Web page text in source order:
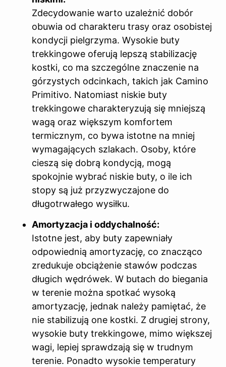
Zdecydowanie warto uzależnić dobór
obuwia od charakteru trasy oraz osobistej
kondycji pielgrzyma. Wysokie buty
trekkingowe oferują lepszą stabilizację
kostki, co ma szczególne znaczenie na
górzystych odcinkach, takich jak Camino
Primitivo. Natomiast niskie buty
trekkingowe charakteryzują się mniejszą
wagą oraz większym komfortem
termicznym, co bywa istotne na mniej
wymagających szlakach. Osoby, które
cieszą się dobrą kondycją, mogą
spokojnie wybrać niskie buty, o ile ich
stopy są już przyzwyczajone do
długotrwałego wysiłku.
Amortyzacja i oddychalność:
Istotne jest, aby buty zapewniały
odpowiednią amortyzację, co znacząco
zredukuje obciążenie stawów podczas
długich wędrówek. W butach do biegania
w terenie można spotkać wysoką
amortyzację, jednak należy pamiętać, że
nie stabilizują one kostki. Z drugiej strony,
wysokie buty trekkingowe, mimo większej
wagi, lepiej sprawdzają się w trudnym
terenie. Ponadto wysokie temperatury